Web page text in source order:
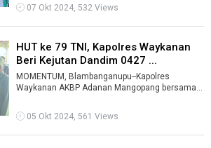
07 Okt 2024, 532 Views
HUT ke 79 TNI, Kapolres Waykanan
Beri Kejutan Dandim 0427 ...
MOMENTUM, Blambanganupu--Kapolres
Waykanan AKBP Adanan Mangopang bersama
mendatangi Ma ...
05 Okt 2024, 561 Views